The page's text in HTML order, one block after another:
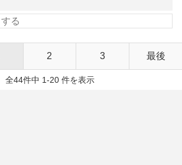
2 3 最後
全44件中 1-20 件を表示